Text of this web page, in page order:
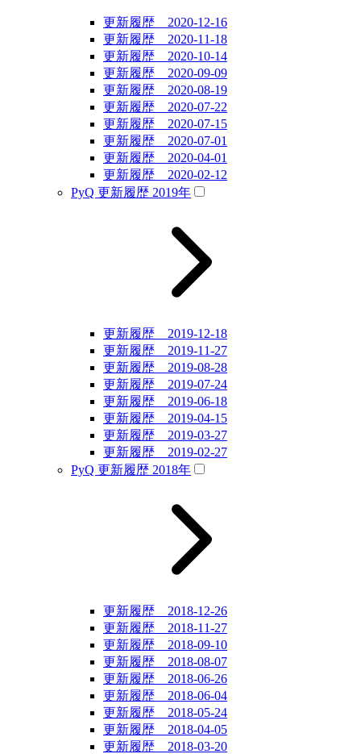
更新履歴 2020-12-16
更新履歴 2020-11-18
更新履歴 2020-10-14
更新履歴 2020-09-09
更新履歴 2020-08-19
更新履歴 2020-07-22
更新履歴 2020-07-15
更新履歴 2020-07-01
更新履歴 2020-04-01
更新履歴 2020-02-12
PyQ 更新履歴 2019年
更新履歴 2019-12-18
更新履歴 2019-11-27
更新履歴 2019-08-28
更新履歴 2019-07-24
更新履歴 2019-06-18
更新履歴 2019-04-15
更新履歴 2019-03-27
更新履歴 2019-02-27
PyQ 更新履歴 2018年
更新履歴 2018-12-26
更新履歴 2018-11-27
更新履歴 2018-09-10
更新履歴 2018-08-07
更新履歴 2018-06-26
更新履歴 2018-06-04
更新履歴 2018-05-24
更新履歴 2018-04-05
更新履歴 2018-03-20